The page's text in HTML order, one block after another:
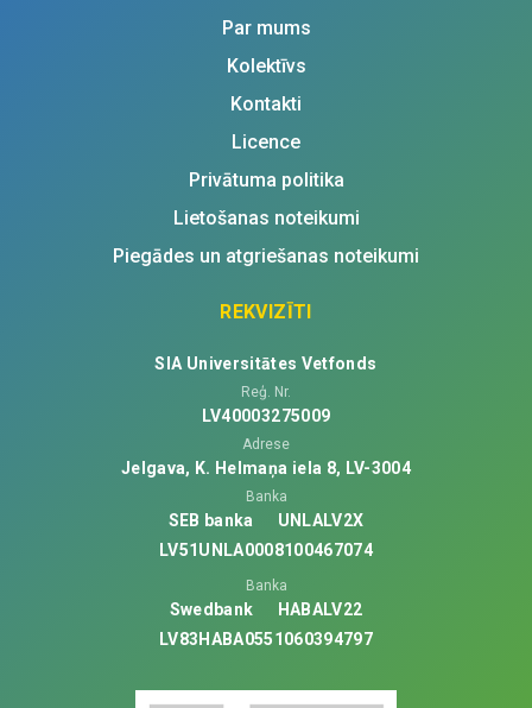
Par mums
Kolektīvs
Kontakti
Licence
Privātuma politika
Lietošanas noteikumi
Piegādes un atgriešanas noteikumi
REKVIZĪTI
SIA Universitātes Vetfonds
Reģ. Nr.
LV40003275009
Adrese
Jelgava, K. Helmaņa iela 8, LV-3004
Banka
SEB banka
UNLALV2X
LV51UNLA0008100467074
Banka
Swedbank
HABALV22
LV83HABA0551060394797